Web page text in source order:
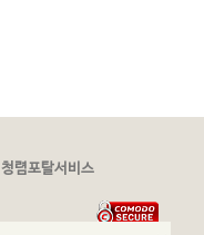
청렴포탈서비스